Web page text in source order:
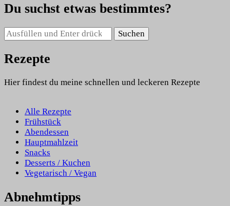
Du suchst etwas bestimmtes?
Suchst
du
nach
etwas?
Rezepte
Hier findest du meine schnellen und leckeren Rezepte
Alle Rezepte
Frühstück
Abendessen
Hauptmahlzeit
Snacks
Desserts / Kuchen
Vegetarisch / Vegan
Abnehmtipps